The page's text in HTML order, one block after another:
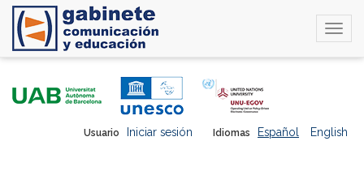
Idiomas Español English
Usuario Iniciar sesión